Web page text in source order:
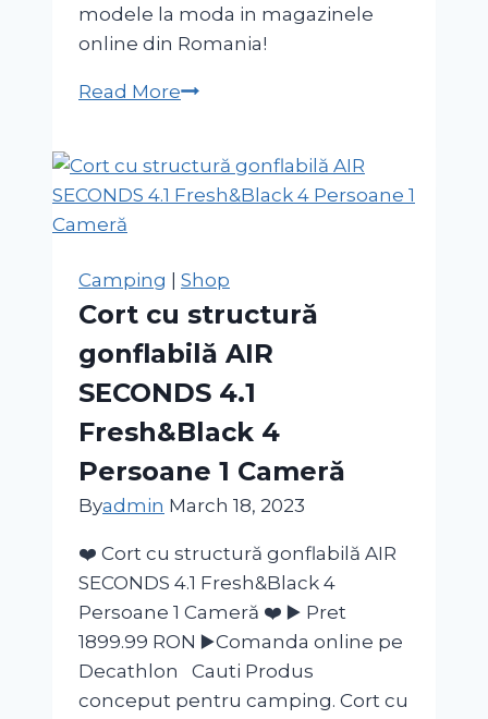
modele la moda in magazinele
online din Romania!
Read MoreSandale
natură
Outdoor
Camping | Shop
Cort cu structură
gonflabilă AIR
SECONDS 4.1
Fresh&Black 4
Persoane 1 Cameră
Byadmin March 18, 2023
❤️ Cort cu structură gonflabilă AIR
SECONDS 4.1 Fresh&Black 4
Persoane 1 Cameră ❤️ ▶️ Pret
1899.99 RON ▶️Comanda online pe
Decathlon Cauti Produs
conceput pentru camping. Cort cu